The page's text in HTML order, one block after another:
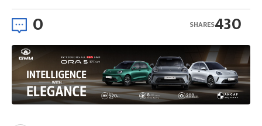
0 430
SHARES